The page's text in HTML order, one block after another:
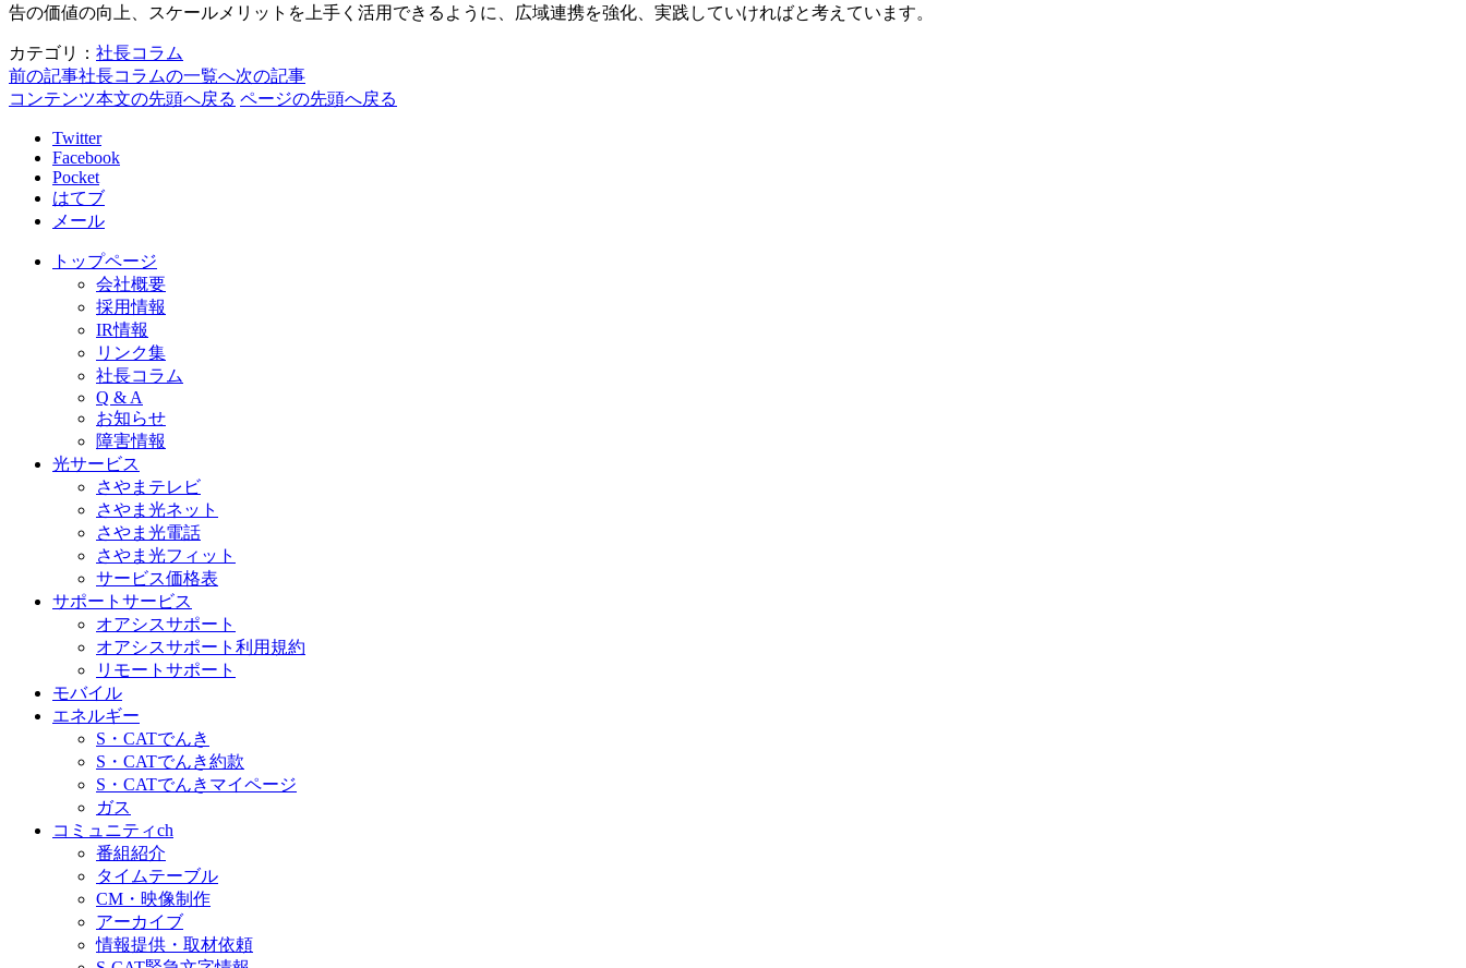
告の価値の向上、スケールメリットを上手く活用できるように、広域連携を強化、実践していければと考えています。
カテゴリ： 社長コラム
前の記事社長コラムの一覧へ次の記事
コンテンツ本文の先頭へ戻る ページの先頭へ戻る
Twitter
Facebook
Pocket
はてブ
メール
トップページ
会社概要
採用情報
IR情報
リンク集
社長コラム
Q & A
お知らせ
障害情報
光サービス
さやまテレビ
さやま光ネット
さやま光電話
さやま光フィット
サービス価格表
サポートサービス
オアシスサポート
オアシスサポート利用規約
リモートサポート
モバイル
エネルギー
S・CATでんき
S・CATでんき約款
S・CATでんきマイページ
ガス
コミュニティch
番組紹介
タイムテーブル
CM・映像制作
アーカイブ
情報提供・取材依頼